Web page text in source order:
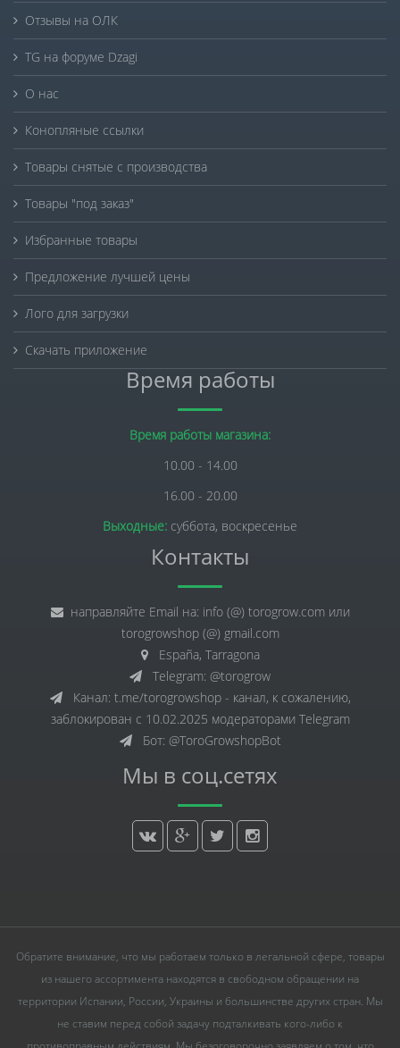
Отзывы на ОЛК
TG на форуме Dzagi
О нас
Конопляные ссылки
Товары снятые с производства
Товары "под заказ"
Избранные товары
Предложение лучшей цены
Лого для загрузки
Скачать приложение
Время работы
Время работы магазина:
10.00 - 14.00
16.00 - 20.00
Выходные: суббота, воскресенье
Контакты
направляйте Email на: info (@) torogrow.com или
torogrowshop (@) gmail.com
España, Tarragona
Telegram: @torogrow
Канал: t.me/torogrowshop - канал, к сожалению,
заблокирован с 10.02.2025 модераторами Telegram
Бот: @ToroGrowshopBot
Мы в соц.сетях
Обратите внимание, что мы работаем только в легальной сфере, товары
из нашего ассортимента находятся в свободном обращении на
территории Испании, России, Украины и большинстве других стран. Мы
не ставим перед собой задачу подталкивать кого-либо к